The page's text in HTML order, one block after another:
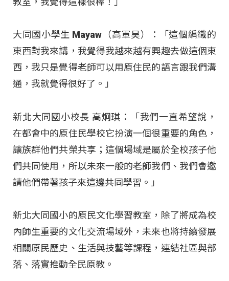
大同國小學生 Mayaw（高軍昊）：「這個編織的
東西對我來講，我覺得我越來越有興趣去做這個東
西，我只是覺得老師可以用原住民的語言跟我們溝
通，我就覺得很好了。」
新北大同國小校長 高炯琪：「我們一直希望說，
在都會中的原住民學校它扮演一個很重要的角色，
讓族群他們共榮共享；這個場域是屬於全校孩子他
們共同使用，所以未來一般的老師我們、我們會邀
請他們帶著孩子來這邊共同學習。」
新北大同國小的原民文化學習教室，除了將成為校
內師生重要的文化交流場域外，未來也將持續發展
相關原民歷史、生活與技藝等課程，連結社區與部
落、落實推動全民原教。